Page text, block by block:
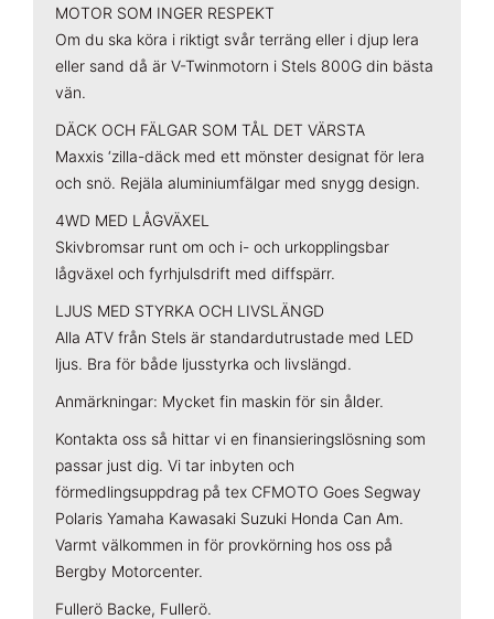
MOTOR SOM INGER RESPEKT
Om du ska köra i riktigt svår terräng eller i djup lera
eller sand då är V-Twinmotorn i Stels 800G din bästa
vän.
DÄCK OCH FÄLGAR SOM TÅL DET VÄRSTA
Maxxis ‘zilla-däck med ett mönster designat för lera
och snö. Rejäla aluminiumfälgar med snygg design.
4WD MED LÅGVÄXEL
Skivbromsar runt om och i- och urkopplingsbar
lågväxel och fyrhjulsdrift med diffspärr.
LJUS MED STYRKA OCH LIVSLÄNGD
Alla ATV från Stels är standardutrustade med LED
ljus. Bra för både ljusstyrka och livslängd.
Anmärkningar: Mycket fin maskin för sin ålder.
Kontakta oss så hittar vi en finansieringslösning som
passar just dig. Vi tar inbyten och
förmedlingsuppdrag på tex CFMOTO Goes Segway
Polaris Yamaha Kawasaki Suzuki Honda Can Am.
Varmt välkommen in för provkörning hos oss på
Bergby Motorcenter.
Fullerö Backe, Fullerö.